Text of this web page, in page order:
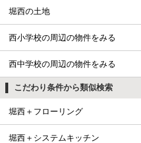
堀西の土地
西小学校の周辺の物件をみる
西中学校の周辺の物件をみる
こだわり条件から類似検索
堀西＋フローリング
堀西＋システムキッチン